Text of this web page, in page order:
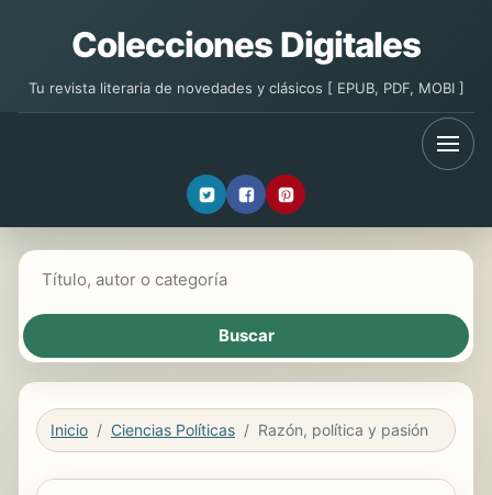
Colecciones Digitales
Tu revista literaria de novedades y clásicos [ EPUB, PDF, MOBI ]
Inicio Ciencias Políticas Razón, política y pasión